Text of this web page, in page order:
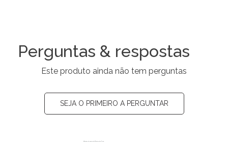
Perguntas & respostas
Este produto ainda não tem perguntas
SEJA O PRIMEIRO A PERGUNTAR